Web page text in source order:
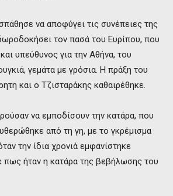
να αποφύγει τις συνέπειες της
τον πασά του Ευρίπου, που
υπεύθυνος για την Αθήνα, του
γεμάτα με γρόσια. Η πράξη του
και ο Τζισταράκης καθαιρέθηκε.
να εμποδίσουν την κατάρα, που
από τη γη, με το γκρέμισμα
την ίδια χρονιά εμφανίστηκε
ήταν η κατάρα της βεβήλωσης του